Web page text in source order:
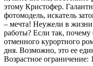
этому Кристофер.
фотомодель, искатель
– мечта! Неужели в
работы? Если так,
отменного курортного
дня. Возможно, это ее
Возрастное ограничение: